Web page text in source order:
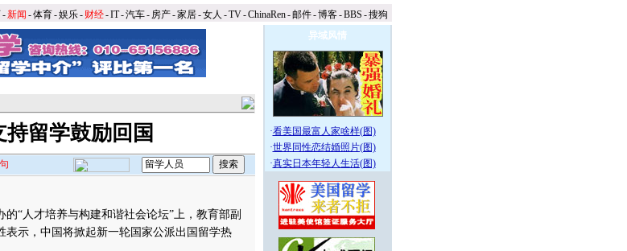
-新闻 -体育-娱乐- 财经-IT-汽车- 房产-家居-女人 -TV-ChinaRen-邮件-博客-BBS -搜狗
留学鼓励回国
人才培养与构建和谐社会论坛”上，教育部副
示，中国将掀起新一轮国家公派出国留学热
异域风情
·看美国最富人家啥样(图)
·世界同性恋结婚照片(图)
·真实日本年轻人生活(图)